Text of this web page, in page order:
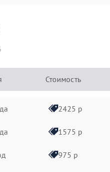
Стоимость
2425 р
1575 р
975 р